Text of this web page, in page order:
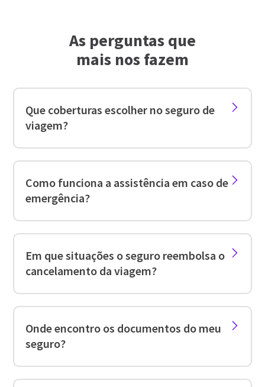
As perguntas que
mais nos fazem​
Que coberturas escolher no seguro de
viagem?
Como funciona a assistência em caso de
emergência?
Em que situações o seguro reembolsa o
cancelamento da viagem?
Onde encontro os documentos do meu
seguro?